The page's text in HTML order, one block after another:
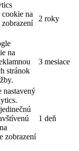
cookie na
2 roky
na
stránok
3 mesiace
nastavený
zobrazení
1 deň